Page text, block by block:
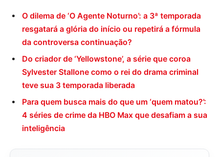
O dilema de ‘O Agente Noturno’: a 3ª temporada
resgatará a glória do início ou repetirá a fórmula
da controversa continuação?
Do criador de ‘Yellowstone’, a série que coroa
Sylvester Stallone como o rei do drama criminal
teve sua 3 temporada liberada
Para quem busca mais do que um ‘quem matou?’:
4 séries de crime da HBO Max que desafiam a sua
inteligência